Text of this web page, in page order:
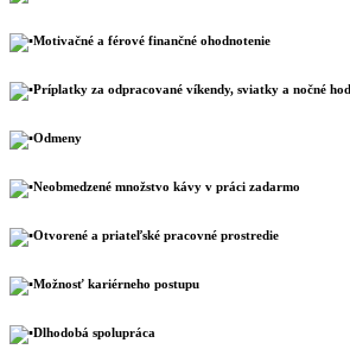
Motivačné a férové finančné ohodnotenie
Príplatky za odpracované víkendy, sviatky a nočné
Odmeny
Neobmedzené množstvo kávy v práci zadarmo
Otvorené a priateľské pracovné prostredie
Možnosť kariérneho postupu
Dlhodobá spolupráca